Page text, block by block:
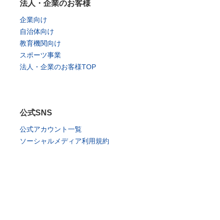
法人・企業のお客様
企業向け
自治体向け
教育機関向け
スポーツ事業
法人・企業のお客様TOP
公式SNS
公式アカウント一覧
ソーシャルメディア利用規約